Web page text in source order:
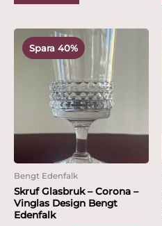
Spara 40%
Bengt Edenfalk
Skruf Glasbruk – Corona –
Vinglas Design Bengt
Edenfalk
Det
ursprungliga
var:
495 kr.
Det
nuvarande
priset
är:
299 kr.